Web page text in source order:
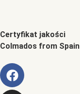
Certyfikat jakości
Colmados from Spain